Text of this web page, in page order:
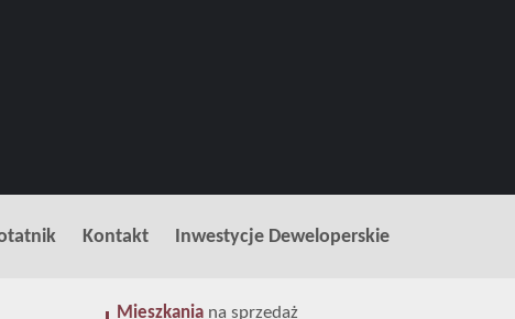
Kontakt Inwestycje Deweloperskie
Mieszkania na sprzedaż